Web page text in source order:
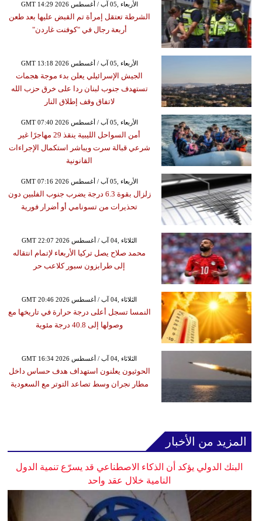
GMT 14:29 2026 الأربعاء ,05 آب / أغسطس
الشرطة تعتقل إمرأة تم القبض عليها بعد طعن
أربعة رجال في "كوفنت غاردن"
GMT 13:18 2026 الأربعاء ,05 آب / أغسطس
الجيش الإسرائيلي يعلن بدء موجة هجمات
تستهدف جنوب لبنان ردا على خرق حزب الله
لاتفاق وقف إطلاق النار
GMT 07:40 2026 الأربعاء ,05 آب / أغسطس
أمن السواحل الليبية ينقذ 29 مهاجرًا غير
شرعي قبالة سرت ويباشر استكمال الإجراءات
القانونية
GMT 07:16 2026 الأربعاء ,05 آب / أغسطس
زلزال بقوة 6.3 درجة يضرب جنوب الفلبين دون
تحذيرات من تسونامي أو أضرار فورية
GMT 22:07 2026 الثلاثاء ,04 آب / أغسطس
محمد صلاح يصل تركيا الأربعاء لإتمام انتقاله
إلى طرابزون سبور كلاعب حر
GMT 20:46 2026 الثلاثاء ,04 آب / أغسطس
النمسا تسجل أعلى درجة حرارة في تاريخها مع
وصولها إلى 40.8 درجة مئوية
GMT 16:34 2026 الثلاثاء ,04 آب / أغسطس
الحوثيون يعلنون استهداف هدف حساس داخل
مطار نجران وسط تصاعد التوتر مع السعودية
المزيد من الأخبار
البنك الدولي يؤكد أن الذكاء الاصطناعي قد يسرّع تنمية الدول
النامية خلال عقد واحد